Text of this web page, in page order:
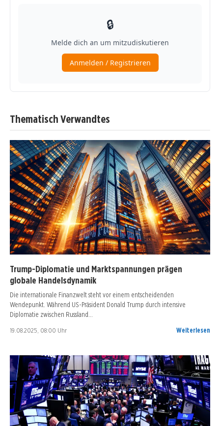
Thematisch Verwandtes
Trump-Diplomatie und Marktspannungen prägen
globale Handelsdynamik
Die internationale Finanzwelt steht vor einem entscheidenden
Wendepunkt. Während US-Präsident Donald Trump durch intensive
Diplomatie zwischen Russland…
19.08.2025, 08:00 Uhr Weiterlesen